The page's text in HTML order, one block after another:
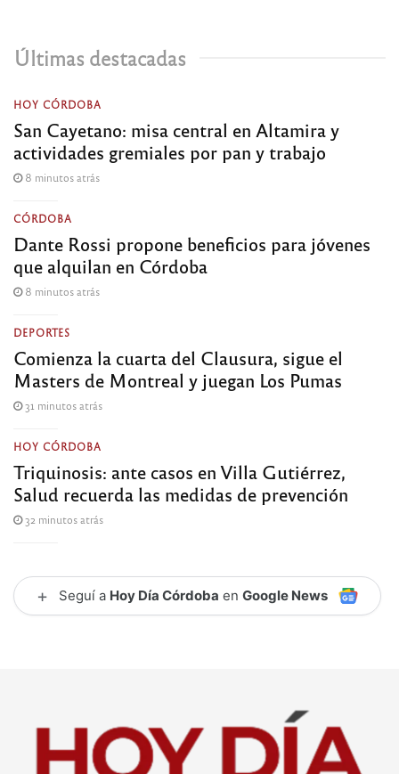
Últimas destacadas
HOY CÓRDOBA
San Cayetano: misa central en Altamira y
actividades gremiales por pan y trabajo
8 minutos atrás
CÓRDOBA
Dante Rossi propone beneficios para jóvenes
que alquilan en Córdoba
8 minutos atrás
DEPORTES
Comienza la cuarta del Clausura, sigue el
Masters de Montreal y juegan Los Pumas
31 minutos atrás
HOY CÓRDOBA
Triquinosis: ante casos en Villa Gutiérrez,
Salud recuerda las medidas de prevención
32 minutos atrás
+ Seguí a Hoy Día Córdoba en Google News